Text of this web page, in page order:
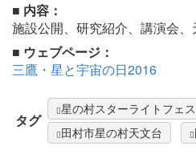
■ 内容：
施設公開、研究紹介、講演会
■ ウェブページ：
三鷹・星と宇宙の日2016
タグ
星の村スターライトフェ
田村市星の村天文台